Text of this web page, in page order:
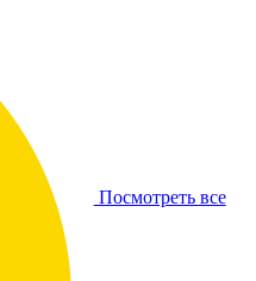
Посмотреть все